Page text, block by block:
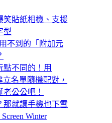
笑貼紙相機、支援
型
不到的「附加元
點不同的！用
立名單隨機配對，
公公吧！
那就讓手機也下雪
Winter